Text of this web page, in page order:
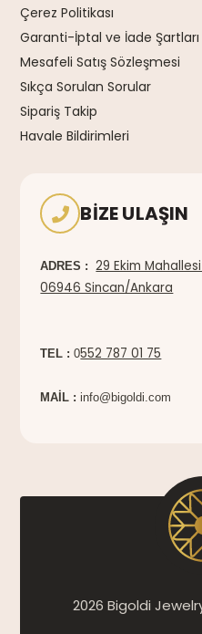
Çerez Politikası
Garanti-İptal ve İade Şartları
Mesafeli Satış Sözleşmesi
Sıkça Sorulan Sorular
Sipariş Takip
Havale Bildirimleri
BIZE ULAŞIN
ADRES :
29 Ekim
06946 Sincan/Ankara
TEL : 0552 787 01 75
MAİL :info@bigoldi.com
2026 Bigoldi